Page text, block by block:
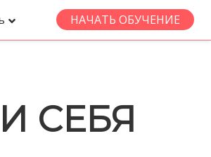
НАЧАТЬ ОБУЧЕНИЕ
СЕБЯ